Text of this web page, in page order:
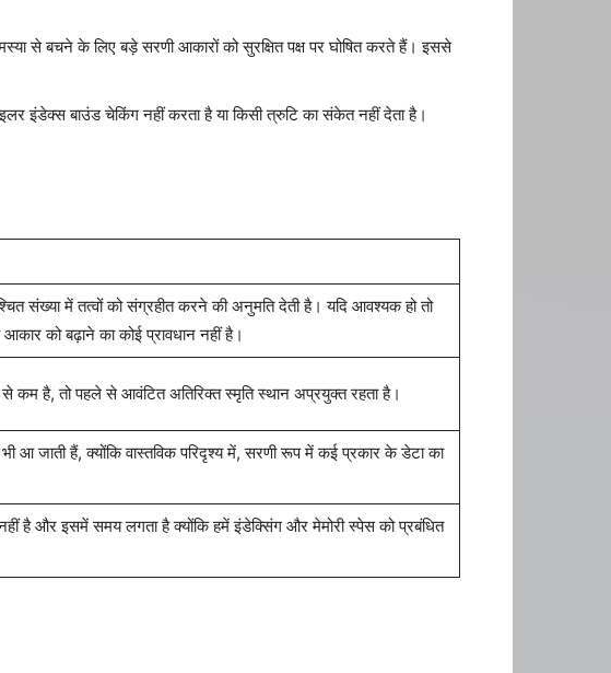
से बचने के लिए बड़े सरणी आकारों को सुरक्षित पक्ष पर घोषित करते हैं। इससे
इंडेक्स बाउंड चेकिंग नहीं करता है या किसी त्रुटि का संकेत नहीं देता है।
संख्या में तत्वों को संग्रहीत करने की अनुमति देती है। यदि आवश्यक हो तो
को बढ़ाने का कोई प्रावधान नहीं है।
से कम है, तो पहले से आवंटित अतिरिक्त स्मृति स्थान अप्रयुक्त रहता है।
आ जाती हैं, क्योंकि वास्तविक परिदृश्य में, सरणी रूप में कई प्रकार के डेटा का
है और इसमें समय लगता है क्योंकि हमें इंडेक्सिंग और मेमोरी स्पेस को प्रबंधित